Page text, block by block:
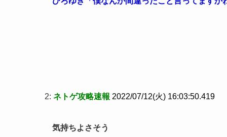
2: ネトゲ攻略速報 2022/07/12(火) 16:03:50.419
気持ちよさそう